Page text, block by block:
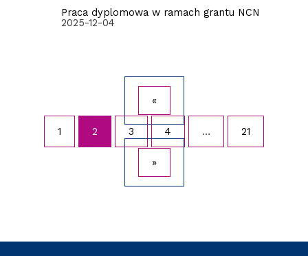
Praca dyplomowa w ramach grantu NCN
2025-12-04
«
1 2 3 4 … 21
»